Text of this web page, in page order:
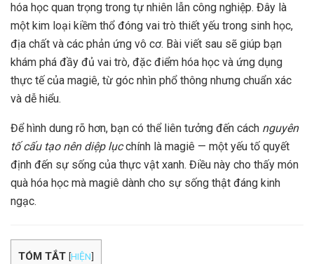
hóa học quan trọng trong tự nhiên lẫn công nghiệp. Đây là
một kim loại kiềm thổ đóng vai trò thiết yếu trong sinh học,
địa chất và các phản ứng vô cơ. Bài viết sau sẽ giúp bạn
khám phá đầy đủ vai trò, đặc điểm hóa học và ứng dụng
thực tế của magiê, từ góc nhìn phổ thông nhưng chuẩn xác
và dễ hiểu.
Để hình dung rõ hơn, bạn có thể liên tưởng đến cách nguyên
tố cấu tạo nên diệp lụcchính là magiê — một yếu tố quyết
định đến sự sống của thực vật xanh. Điều này cho thấy món
quà hóa học mà magiê dành cho sự sống thật đáng kinh
ngạc.
TÓM TẮT [HIỆN]